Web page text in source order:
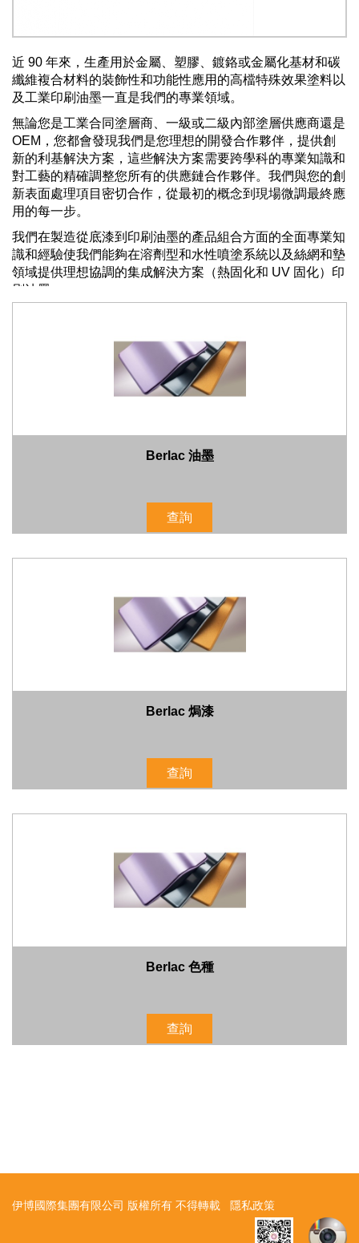
近 90 年來，生產用於金屬、塑膠、鍍鉻或金屬化基材和碳
纖維複合材料的裝飾性和功能性應用的高檔特殊效果塗料以
及工業印刷油墨一直是我們的專業領域。
無論您是工業合同塗層商、一級或二級內部塗層供應商還是
OEM，您都會發現我們是您理想的開發合作夥伴，提供創
新的利基解決方案，這些解決方案需要跨學科的專業知識和
對工藝的精確調整您所有的供應鏈合作夥伴。我們與您的創
新表面處理項目密切合作，從最初的概念到現場微調最終應
用的每一步。
我們在製造從底漆到印刷油墨的產品組合方面的全面專業知
識和經驗使我們能夠在溶劑型和水性噴塗系統以及絲網和墊
領域提供理想協調的集成解決方案（熱固化和 UV 固化）印
刷油墨。
電器、助聽器、兒童玩具、醫療技術、衛生配件、書寫工
具、運動、製錶和珠寶。
Berlac AG 總部位於瑞士巴塞爾附近的 Sissach，是組成
和保護解決方案，以及著色塑膠。
Berlac 油墨
查詢
Berlac 焗漆
查詢
Berlac 色種
查詢
伊博國際集團有限公司 版權所有 不得轉載 隱私政策